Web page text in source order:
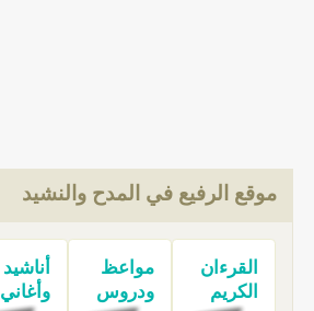
موقع الرفيع في المدح والنشيد
القرءان
الكريم
مواعظ
ودروس
أناشيد
وأغاني